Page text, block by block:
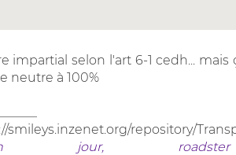
impartial selon l'art 6-1 cedh...
neutre à 100%
repository/
jour,